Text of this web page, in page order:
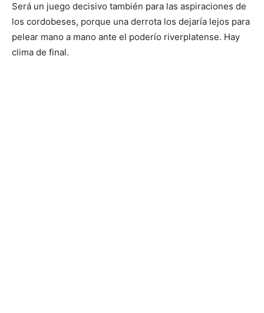
Será un juego decisivo también para las aspiraciones de
los cordobeses, porque una derrota los dejaría lejos para
pelear mano a mano ante el poderío riverplatense. Hay
clima de final.